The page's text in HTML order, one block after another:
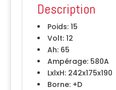
Description
Poids:15
Volt:12
Ah:65
Ampérage:580A
LxlxH:242x175x190
Borne:+D